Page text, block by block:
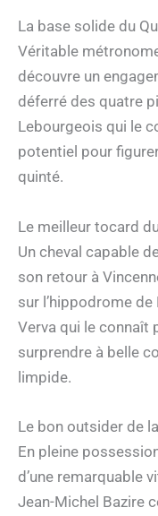
La base solide du
Véritable
découvre un
déferré des quatre
Lebourgeois qui le
potentiel pour
quinté.
Le meilleur tocard
Un cheval capable
son retour à
sur l’hippodrome
Verva qui le connaît
surprendre à belle
limpide.
Le bon outsider de
En pleine
d’une remarquable
Jean-Michel Bazire